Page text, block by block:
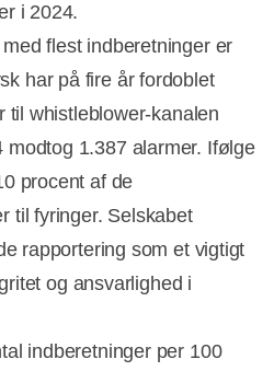
i 2024.
flest indberetninger er
har på fire år fordoblet
til whistleblower-kanalen
modtog 1.387 alarmer. Ifølge
procent af de
til fyringer. Selskabet
rapportering som et vigtigt
og ansvarlighed i
indberetninger per 100